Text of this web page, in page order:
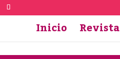
Inicio Revista